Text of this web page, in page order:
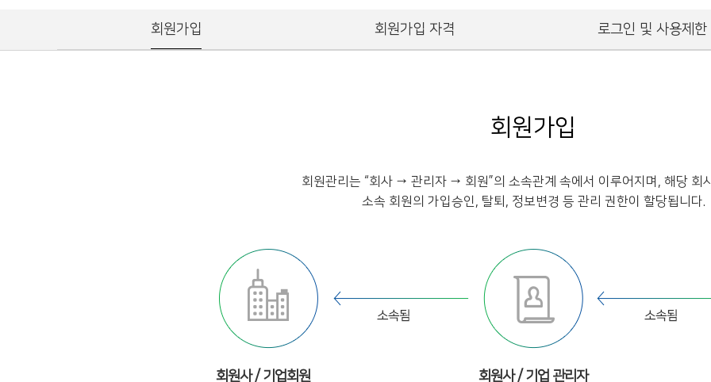
회원가입 회원가입 자격 로그인 및 사용제한
회원가입
회원관리는 “회사 → 관리자 → 회원”의 소속관계 속에서 이루어지며, 해당 회
소속 회원의 가입승인, 탈퇴, 정보변경 등 관리 권한이 할당됩니다.
회원사 / 기업회원 회원사 / 기업 관리자